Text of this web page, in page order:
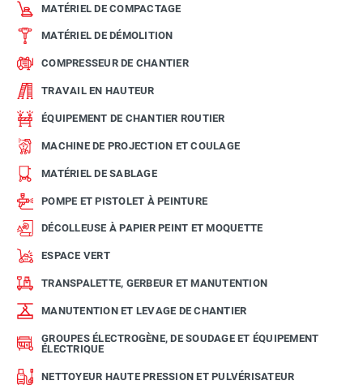
MATÉRIEL DE COMPACTAGE
MATÉRIEL DE DÉMOLITION
COMPRESSEUR DE CHANTIER
TRAVAIL EN HAUTEUR
ÉQUIPEMENT DE CHANTIER ROUTIER
MACHINE DE PROJECTION ET COULAGE
MATÉRIEL DE SABLAGE
POMPE ET PISTOLET À PEINTURE
DÉCOLLEUSE À PAPIER PEINT ET MOQUETTE
ESPACE VERT
TRANSPALETTE, GERBEUR ET MANUTENTION
MANUTENTION ET LEVAGE DE CHANTIER
GROUPES ÉLECTROGÈNE, DE SOUDAGE ET ÉQUIPEMENT
ÉLECTRIQUE
NETTOYEUR HAUTE PRESSION ET PULVÉRISATEUR